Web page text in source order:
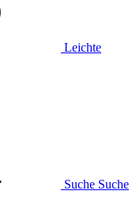
Leichte
Suche Suche